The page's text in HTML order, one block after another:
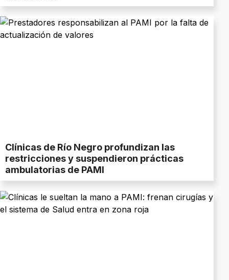
Clínicas de Río Negro profundizan las
restricciones y suspendieron prácticas
ambulatorias de PAMI